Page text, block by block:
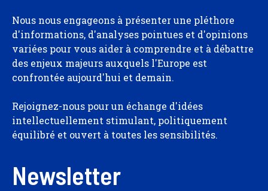
Nous nous engageons à présenter une pléthore
d'informations, d'analyses pointues et d'opinions
variées pour vous aider à comprendre et à débattre
des enjeux majeurs auxquels l'Europe est
confrontée aujourd'hui et demain.
Rejoignez-nous pour un échange d'idées
intellectuellement stimulant, politiquement
équilibré et ouvert à toutes les sensibilités.
Newsletter